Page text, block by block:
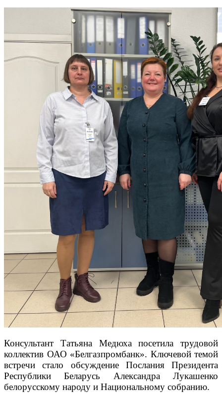
Консультант Татьяна Медюха посетила трудовой
коллектив ОАО «Белгазпромбанк». Ключевой темой
встречи стало обсуждение Послания Президента
Республики Беларусь Александра Лукашенко
белорусскому народу и Национальному собранию.